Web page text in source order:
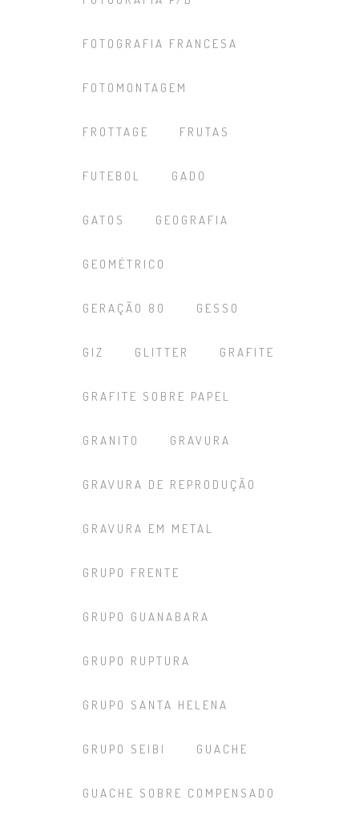
FOTOGRAFIA FRANCESA
FOTOMONTAGEM
FROTTAGE FRUTAS
FUTEBOL GADO
GATOS GEOGRAFIA
GEOMÉTRICO
GERAÇÃO 80 GESSO
GIZ GLITTER GRAFITE
GRAFITE SOBRE PAPEL
GRANITO GRAVURA
GRAVURA DE REPRODUÇÃO
GRAVURA EM METAL
GRUPO FRENTE
GRUPO GUANABARA
GRUPO RUPTURA
GRUPO SANTA HELENA
GRUPO SEIBI GUACHE
GUACHE SOBRE COMPENSADO